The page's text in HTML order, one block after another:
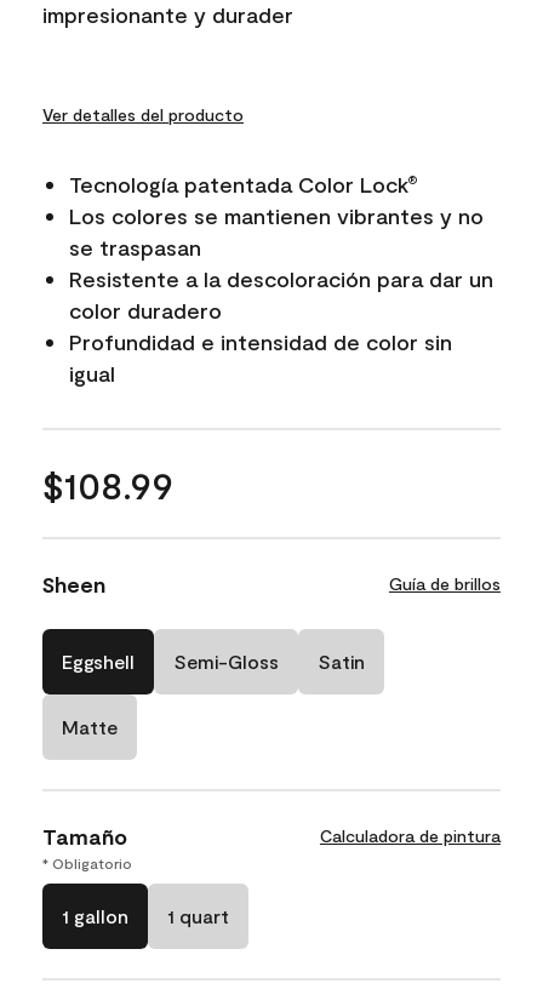
impresionante y durader
Ver detalles del producto
Tecnología patentada Color Lock®
Los colores se mantienen vibrantes y no
se traspasan
Resistente a la descoloración para dar un
color duradero
Profundidad e intensidad de color sin
igual
$108.99
Sheen Guía de brillos
Eggshell Semi-Gloss Satin
Matte
Tamaño Calculadora de pintura
* Obligatorio
1 gallon 1 quart